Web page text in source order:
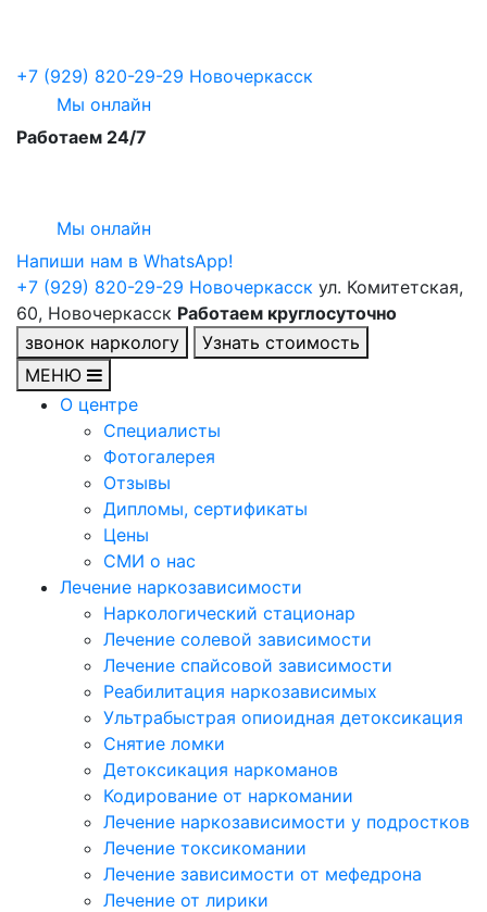
+7 (929) 820-29-29 Новочеркасск
Мы онлайн
Работаем 24/7
Мы онлайн
Напиши нам в WhatsApp!
+7 (929) 820-29-29 Новочеркасск ул. Комитетская,
60, Новочеркасск Работаем круглосуточно
звонок наркологу
Узнать стоимость
МЕНЮ
О центре
Специалисты
Фотогалерея
Отзывы
Дипломы, сертификаты
Цены
СМИ о нас
Лечение наркозависимости
Наркологический стационар
Лечение солевой зависимости
Лечение спайсовой зависимости
Реабилитация наркозависимых
Ультрабыстрая опиоидная детоксикация
Снятие ломки
Детоксикация наркоманов
Кодирование от наркомании
Лечение наркозависимости у подростков
Лечение токсикомании
Лечение зависимости от мефедрона
Лечение от лирики